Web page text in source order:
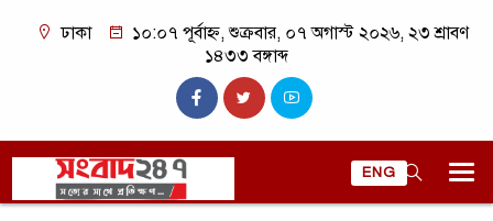
ঢাকা
১০:০৭ পূর্বাহ্ন, শুক্রবার, ০৭ অগাস্ট ২০২৬, ২৩ শ্রাবণ
১৪৩৩ বঙ্গাব্দ
ENG